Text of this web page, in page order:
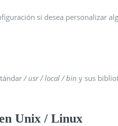
si desea personalizar
/ usr / local / bin y sus
Unix / Linux